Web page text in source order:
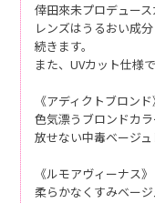
倖田來未プロデュー
レンズはうるおい成
続きます。
また、UVカット仕様
《アディクトブロンド
色気漂うブロンドカ
放せない中毒ベージ
《ルモアヴィーナス》
柔らかなくすみベー